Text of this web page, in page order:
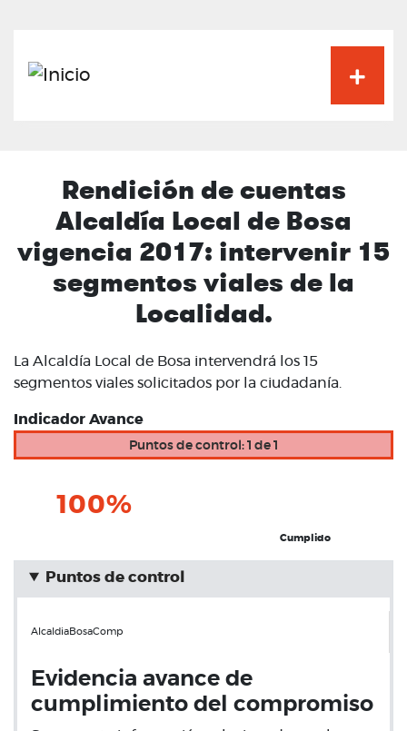
Rendición de cuentas
Alcaldía Local de Bosa
vigencia 2017: intervenir 15
segmentos viales de la
Localidad.
La Alcaldía Local de Bosa intervendrá los 15
segmentos viales solicitados por la ciudadanía.
Indicador Avance
Puntos de control: 1 de 1
100%
Cumplido
Puntos de control
AlcaldiaBosaComp
Evidencia avance de
cumplimiento del compromiso